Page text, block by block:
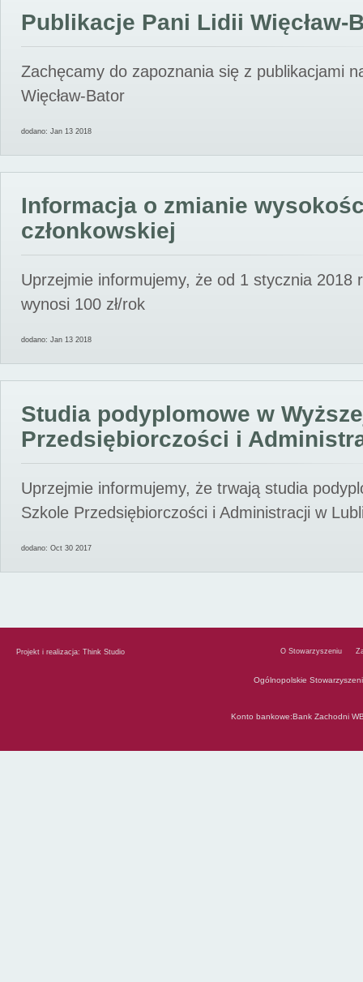
Publikacje Pani Lidii Więcław-
Zachęcamy do zapoznania się z publikacjami
Więcław-Bator
dodano: Jan 13 2018
Informacja o zmianie
członkowskiej
Uprzejmie informujemy, że od 1 stycznia 2018
wynosi 100 zł/rok
dodano: Jan 13 2018
Studia podyplomowe w
Przedsiębiorczości i
Uprzejmie informujemy, że trwają studia
Szkole Przedsiębiorczości i Administracji w
dodano: Oct 30 2017
Projekt i realizacja: Think Studio O Stowarzyszeniu
Ogólnopolskie
Konto bankowe:Bank Zachodni